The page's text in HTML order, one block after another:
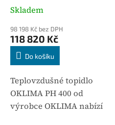
Skladem
98 198 Kč bez DPH
118 820 Kč
Do košíku
Teplovzdušné topidlo
OKLIMA PH 400 od
výrobce OKLIMA nabízí